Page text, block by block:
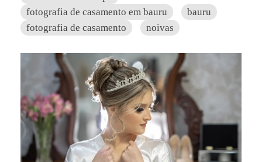
fotografia de casamento em bauru
bauru
fotografia de casamento
noivas